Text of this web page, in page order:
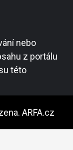
nebo
z portálu
této
ARFA.cz